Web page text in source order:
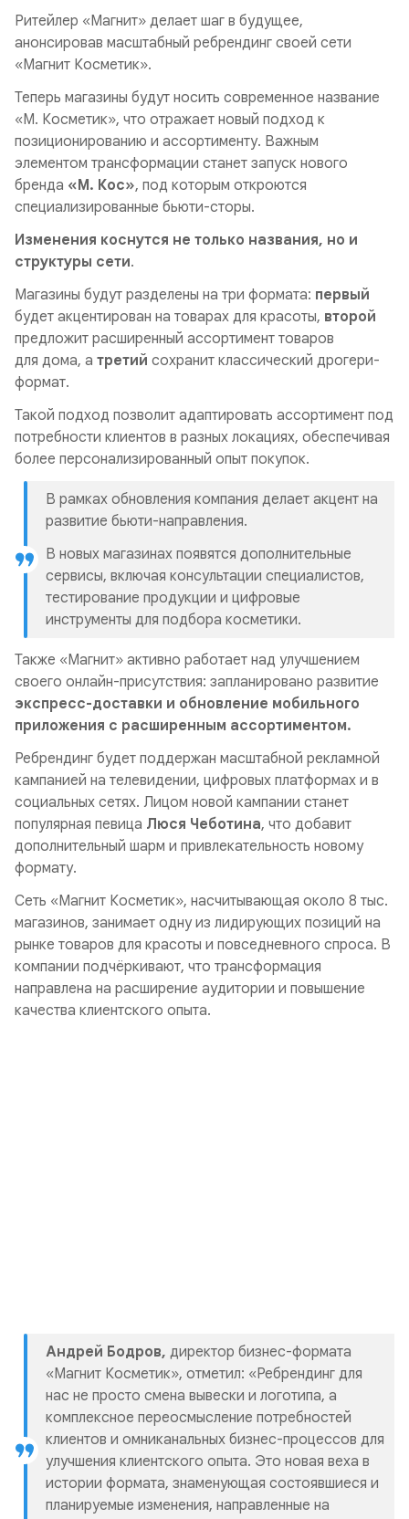
Ритейлер «Магнит» делает шаг в будущее,
анонсировав масштабный ребрендинг своей сети
«Магнит Косметик».
Теперь магазины будут носить современное название
«М. Косметик», что отражает новый подход к
позиционированию и ассортименту. Важным
элементом трансформации станет запуск нового
бренда «М. Кос», под которым откроются
специализированные бьюти-сторы.
Изменения коснутся не только названия, но и
структуры сети.
Магазины будут разделены на три формата: первый
будет акцентирован на товарах для красоты, второй
предложит расширенный ассортимент товаров
для дома, а третий сохранит классический дрогери-
формат.
Такой подход позволит адаптировать ассортимент под
потребности клиентов в разных локациях, обеспечивая
более персонализированный опыт покупок.
В рамках обновления компания делает акцент на
развитие бьюти-направления.
В новых магазинах появятся дополнительные
сервисы, включая консультации специалистов,
тестирование продукции и цифровые
инструменты для подбора косметики.
Также «Магнит» активно работает над улучшением
своего онлайн-присутствия: запланировано развитие
экспресс-доставки и обновление мобильного
приложения с расширенным ассортиментом.
Ребрендинг будет поддержан масштабной рекламной
кампанией на телевидении, цифровых платформах и в
социальных сетях. Лицом новой кампании станет
популярная певица Люся Чеботина, что добавит
дополнительный шарм и привлекательность новому
формату.
Сеть «Магнит Косметик», насчитывающая около 8 тыс.
магазинов, занимает одну из лидирующих позиций на
рынке товаров для красоты и повседневного спроса. В
компании подчёркивают, что трансформация
направлена на расширение аудитории и повышение
качества клиентского опыта.
Андрей Бодров, директор бизнес-формата
«Магнит Косметик», отметил: «Ребрендинг для
нас не просто смена вывески и логотипа, а
комплексное переосмысление потребностей
клиентов и омниканальных бизнес-процессов для
улучшения клиентского опыта. Это новая веха в
истории формата, знаменующая состоявшиеся и
планируемые изменения, направленные на